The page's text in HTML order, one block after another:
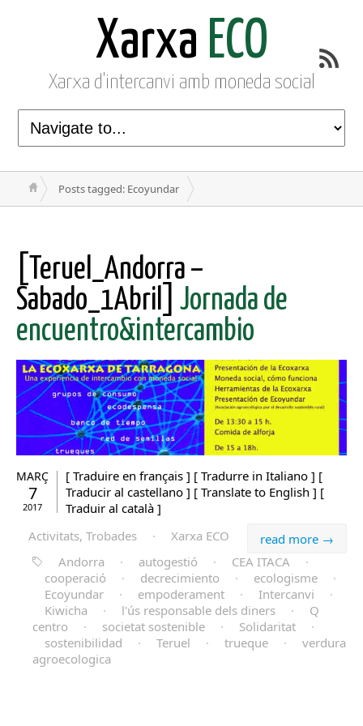
Xarxa ECO
Xarxa d'intercanvi amb moneda social
Posts tagged: Ecoyundar
[Teruel_Andorra –
Sabado_1Abril] Jornada de
encuentro&intercambio
MARÇ
7
2017
[ Traduire en français ] [ Tradurre in Italiano ] [
Traducir al castellano ] [ Translate to English ] [
Traduir al català ]
read more →
Activitats, Trobades ·
Xarxa ECO
Andorra
· autogestió · CEA ITACA
·
cooperació
· decrecimiento · ecologisme
·
Ecoyundar
· empoderament · Intercanvi
·
Kiwicha
· l'ús responsable dels diners ·
Q
centro
· societat sostenible · Solidaritat
·
sostenibilidad
· Teruel · trueque ·
verdura
agroecologica